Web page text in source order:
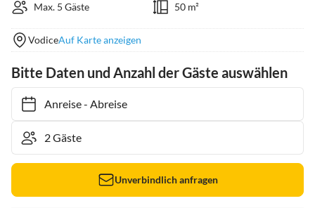
Max. 5 Gäste
50 m²
VodiceAuf Karte anzeigen
Bitte Daten und Anzahl der Gäste auswählen
Anreise- Abreise
Unverbindlich anfragen